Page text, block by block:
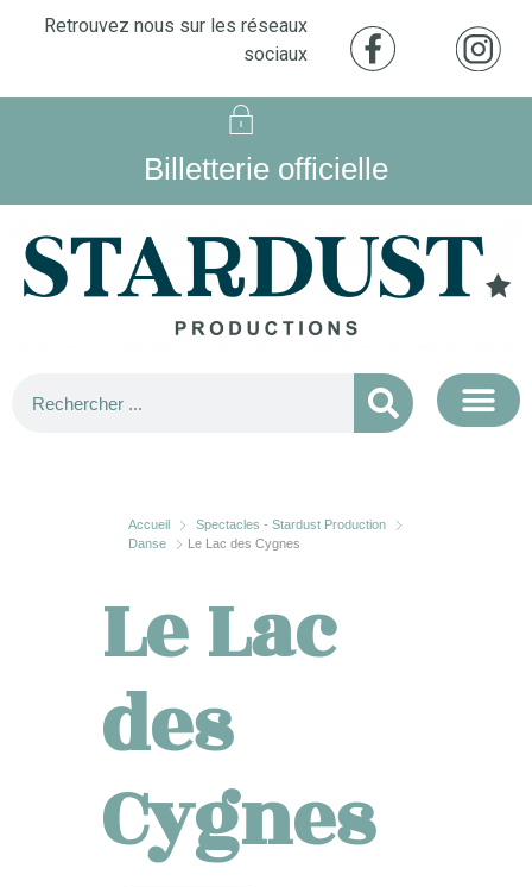
Retrouvez nous sur les réseaux
sociaux
Billetterie officielle
Accueil
Spectacles - Stardust Production
Danse
Le Lac des Cygnes
Le Lac
des
Cygnes